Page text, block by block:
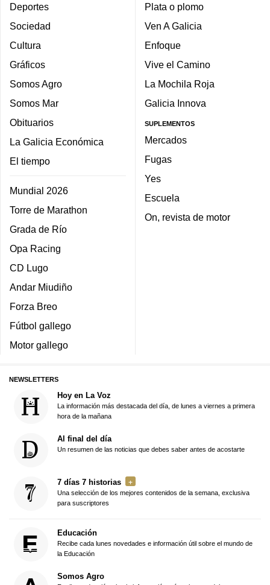
Deportes
Sociedad
Cultura
Gráficos
Somos Agro
Somos Mar
Obituarios
La Galicia Económica
El tiempo
Mundial 2026
Torre de Marathon
Grada de Río
Opa Racing
CD Lugo
Andar Miudiño
Forza Breo
Fútbol gallego
Motor gallego
Plata o plomo
Ven A Galicia
Enfoque
Vive el Camino
La Mochila Roja
Galicia Innova
SUPLEMENTOS
Mercados
Fugas
Yes
Escuela
On, revista de motor
NEWSLETTERS
Hoy en La Voz
La información más destacada del día, de lunes a viernes a primera
hora de la mañana
Al final del día
Un resumen de las noticias que debes saber antes de acostarte
7 días 7 historias
Una selección de los mejores contenidos de la semana, exclusiva
para suscriptores
Educación
Recibe cada lunes novedades e información útil sobre el mundo de
la Educación
Somos Agro